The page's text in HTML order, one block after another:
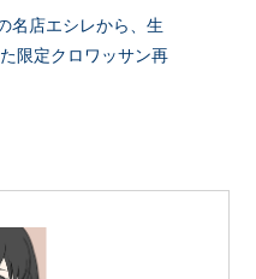
名店エシレから、生
限定クロワッサン再